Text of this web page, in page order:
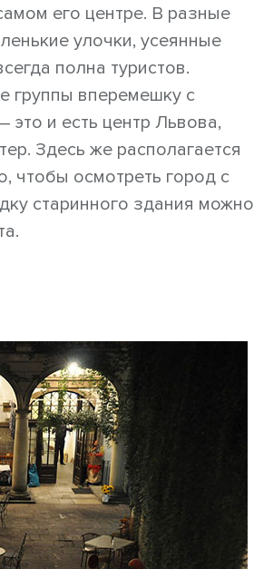
его центре. В разные
улочки, усеянные
полна туристов.
группы вперемешку с
и есть центр Львова,
Здесь же располагается
чтобы осмотреть город с
старинного здания можно